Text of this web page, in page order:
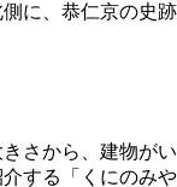
に、恭仁京の史
さから、建物が
する「くにのみ